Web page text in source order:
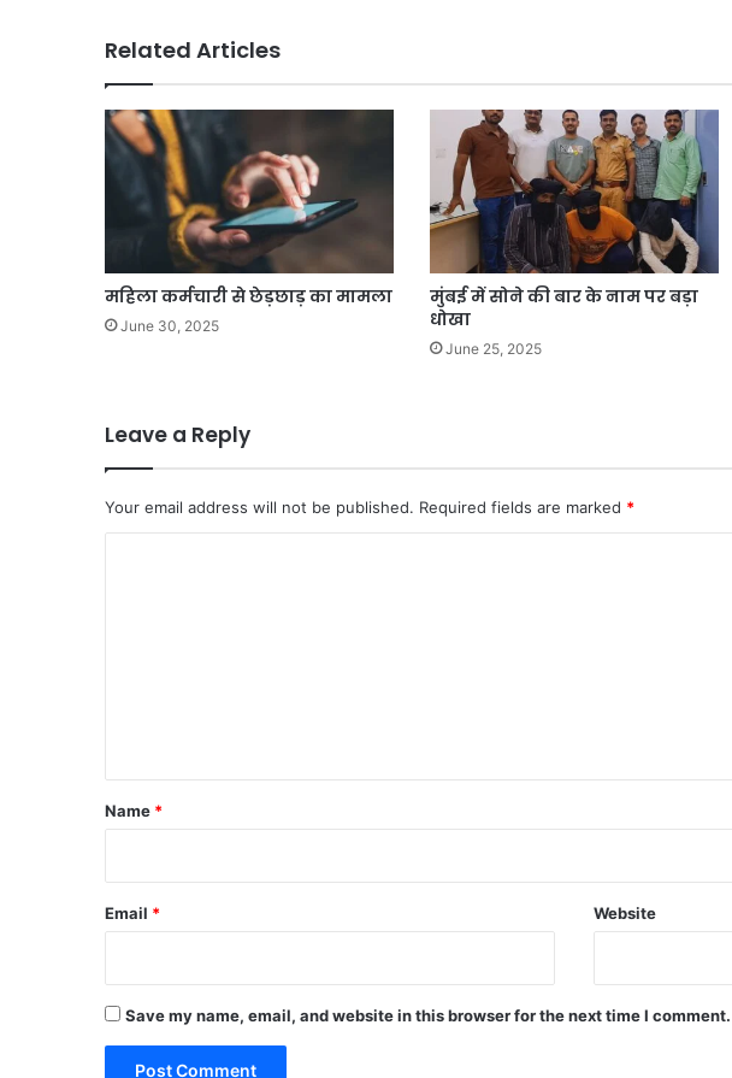
Related Articles
महिला कर्मचारी से छेड़छाड़ का मामला
June 30, 2025
मुंबई में सोने की बार के नाम पर बड़ा
धोखा
June 25, 2025
Leave a Reply
Your email address will not be published. Required fields are marked *
*
Name *
Email * Website
Save my name, email, and website in this browser for the next time I comment.